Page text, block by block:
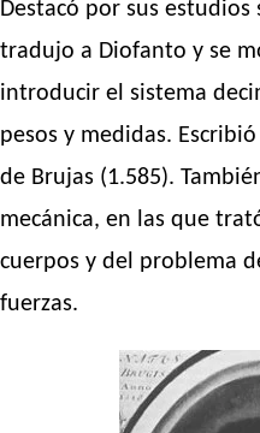
Destacó por sus estudios
tradujo a Diofanto y se
introducir el sistema
pesos y medidas.
de Brujas (1.585).
mecánica, en las que
cuerpos y del problema
fuerzas.